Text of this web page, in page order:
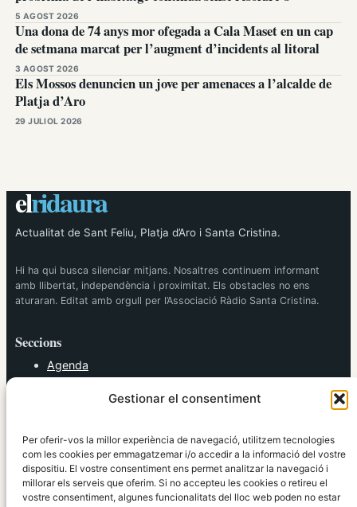
Gestionar el consentiment
Per oferir-vos la millor experiència de navegació, utilitzem tecnologies
com les cookies per emmagatzemar i/o accedir a la informació del vostre
dispositiu. El vostre consentiment ens permet analitzar la navegació i
millorar els serveis que oferim. Si no accepteu les cookies o retireu el
vostre consentiment, algunes funcionalitats del lloc web poden no estar
5 AGOST 2026
Una dona de 74 anys mor ofegada a Cala Maset en un cap
de setmana marcat per l’augment d’incidents al litoral
3 AGOST 2026
Els Mossos denuncien un jove per amenaces a l’alcalde de
Platja d’Aro
29 JULIOL 2026
elridaura
Actualitat de Sant Feliu, Platja d’Aro i Santa Cristina.
Hi ha qui busca silenciar mitjans. Nosaltres continuem informant
amb llibertat, independència i proximitat. Els obstacles no ens
aturaran. Editat amb orgull per l’Associació Ràdio Santa Cristina.
Seccions
Agenda
Política
Societat
Tendències